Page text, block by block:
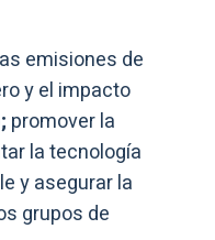
emisiones de
y el impacto
promover la
la tecnología
y asegurar la
grupos de